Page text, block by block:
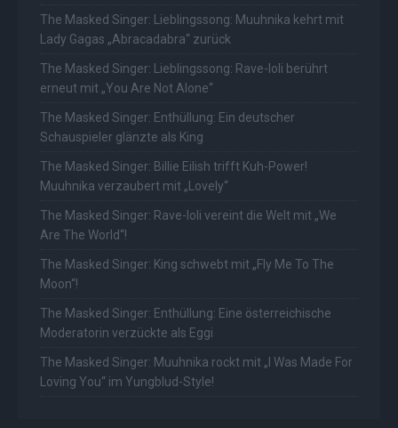
The Masked Singer: Lieblingssong: Muuhnika kehrt mit
Lady Gagas „Abracadabra“ zurück
The Masked Singer: Lieblingssong: Rave-Ioli berührt
erneut mit „You Are Not Alone“
The Masked Singer: Enthüllung: Ein deutscher
Schauspieler glänzte als King
The Masked Singer: Billie Eilish trifft Kuh-Power!
Muuhnika verzaubert mit „Lovely“
The Masked Singer: Rave-Ioli vereint die Welt mit „We
Are The World“!
The Masked Singer: King schwebt mit „Fly Me To The
Moon“!
The Masked Singer: Enthüllung: Eine österreichische
Moderatorin verzückte als Eggi
The Masked Singer: Muuhnika rockt mit „I Was Made For
Loving You“ im Yungblud-Style!